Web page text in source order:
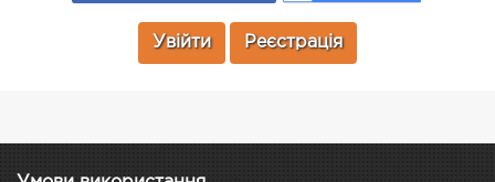
Увійти Реєстрація